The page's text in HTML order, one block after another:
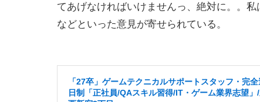
てあげなければいけませんっ、絶対に。。
などといった意見が寄せられている。
「27卒」ゲームテクニカルサポートスタッフ・完
日制「正社員/QAスキル習得/IT・ゲーム業界志望」